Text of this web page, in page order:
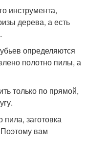
инструмента,
дерева, а есть
определяются
полотно пилы, а
только по прямой,
заготовка
вам